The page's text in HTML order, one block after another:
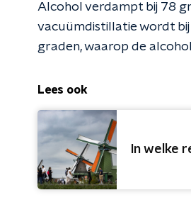
Alcohol verdampt bij 78
vacuümdistillatie wordt
graden, waarop de
Lees ook
In welke